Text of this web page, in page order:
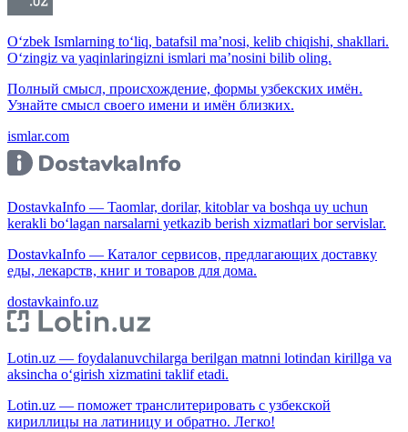
O‘zbek Ismlarning to‘liq, batafsil ma’nosi, kelib chiqishi, shakllari.
O‘zingiz va yaqinlaringizni ismlari ma’nosini bilib oling.
Полный смысл, происхождение, формы узбекских имён.
Узнайте смысл своего имени и имён близких.
ismlar.com
DostavkaInfo — Taomlar, dorilar, kitoblar va boshqa uy uchun
kerakli bo‘lagan narsalarni yetkazib berish xizmatlari bor servislar.
DostavkaInfo — Каталог сервисов, предлагающих доставку
еды, лекарств, книг и товаров для дома.
dostavkainfo.uz
Lotin.uz — foydalanuvchilarga berilgan matnni lotindan kirillga va
aksincha o‘girish xizmatini taklif etadi.
Lotin.uz — поможет транслитерировать с узбекской
кириллицы на латиницу и обратно. Легко!